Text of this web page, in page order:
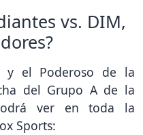
vs. DIM,
y el Poderoso de la
del Grupo A de la
ver en toda la
Sports: